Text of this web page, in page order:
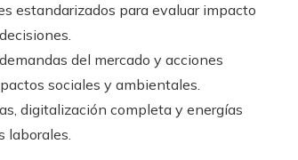
estandarizados para evaluar impacto
del mercado y acciones
sociales y ambientales.
digitalización completa y energías
laborales.